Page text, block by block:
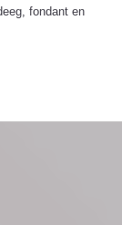
fondant en